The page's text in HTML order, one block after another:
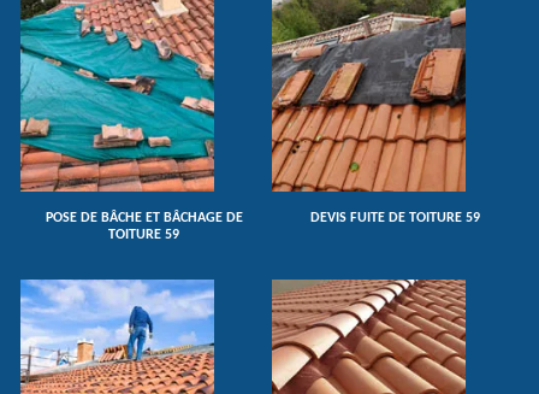
POSE DE BÂCHE ET BÂCHAGE DE
TOITURE 59
DEVIS FUITE DE TOITURE 59